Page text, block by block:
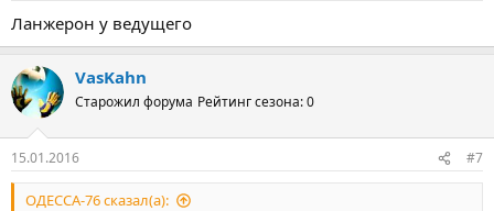
Ланжерон у ведущего
VasKahn
Старожил форума Рейтинг сезона: 0
15.01.2016 #7
ОДЕССА-76 сказал(а):